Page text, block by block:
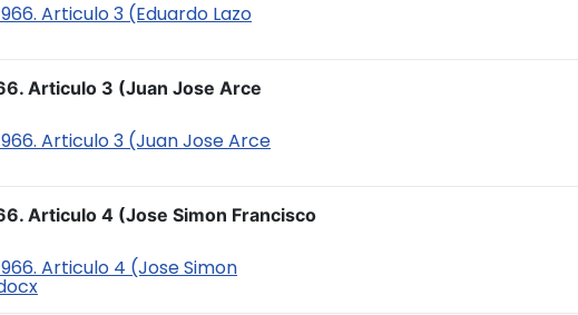
Articulo 3 (Eduardo Lazo
Articulo 3 (Juan Jose Arce
Articulo 3 (Juan Jose Arce
Articulo 4 (Jose Simon Francisco
Articulo 4 (Jose Simon